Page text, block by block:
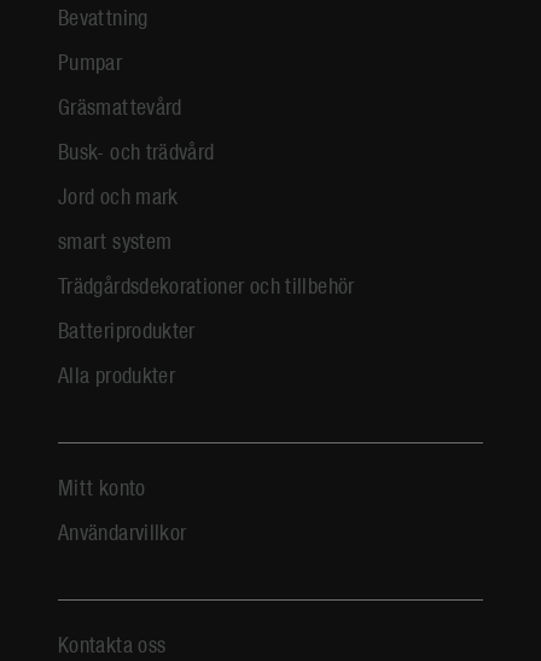
Bevattning
Pumpar
Gräsmattevård
Busk- och trädvård
Jord och mark
smart system
Trädgårdsdekorationer och tillbehör
Batteriprodukter
Alla produkter
Mitt konto
Användarvillkor
Kontakta oss